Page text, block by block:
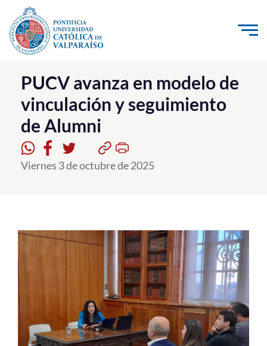
Click acá para ir directamente al contenido
La Universidad
Investigación, Creación e Innovación
PUCV Internacional
Vinculación con el Medio
Postgrado
Formación Continua
Académicos
PUCV avanza en modelo de
vinculación y seguimiento
de Alumni
Viernes 3 de octubre de 2025